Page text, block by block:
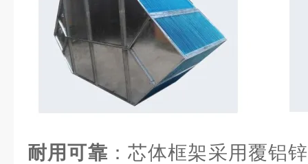
耐用可靠 ：芯体框架采用覆铝